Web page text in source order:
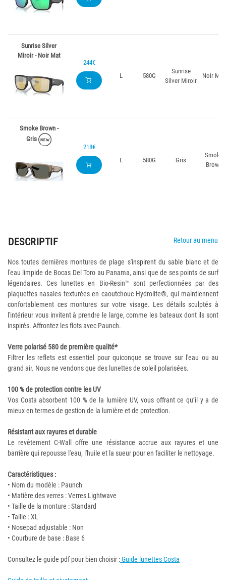
Sunrise Silver
Miroir - Noir Mat
244€
L
580G
Sunrise
Silver Miroir
Noir Mat
Smoke Brown -
Gris
218€
L
580G Gris
Smoke
Brown
DESCRIPTIF Retour au menu
Nos toutes dernières montures de plage s'inspirent du sable blanc et de
l'eau limpide de Bocas Del Toro au Panama, ainsi que de ses points de surf
légendaires. Ces lunettes en Bio-Resin™ sont perfectionnées par des
plaquettes nasales texturées en caoutchouc Hydrolite®, qui maintiennent
confortablement ces montures sur votre visage. Les détails sculptés à
l'intérieur vous invitent à prendre le large, comme les bateaux dont ils sont
inspirés. Affrontez les flots avec Paunch.
Verre polarisé 580 de première qualité*
Filtrer les reflets est essentiel pour quiconque se trouve sur l'eau ou au
grand air. Nous ne vendons que des lunettes de soleil polarisées.
100 % de protection contre les UV
Vos Costa absorbent 100 % de la lumière UV, vous offrant ce qu’il y a de
mieux en termes de gestion de la lumière et de protection.
Résistant aux rayures et durable
Le revêtement C-Wall offre une résistance accrue aux rayures et une
barrière qui repousse l'eau, l'huile et la sueur pour en faciliter le nettoyage.
Caractéristiques :
• Nom du modèle : Paunch
• Matière des verres : Verres Lightwave
• Taille de la monture : Standard
• Taille : XL
• Nosepad adjustable : Non
• Courbure de base : Base 6
Consultez le guide pdf pour bien choisir :Guide lunettes Costa